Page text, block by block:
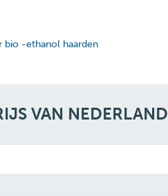
bio -ethanol haarden
VAN NEDERLAND